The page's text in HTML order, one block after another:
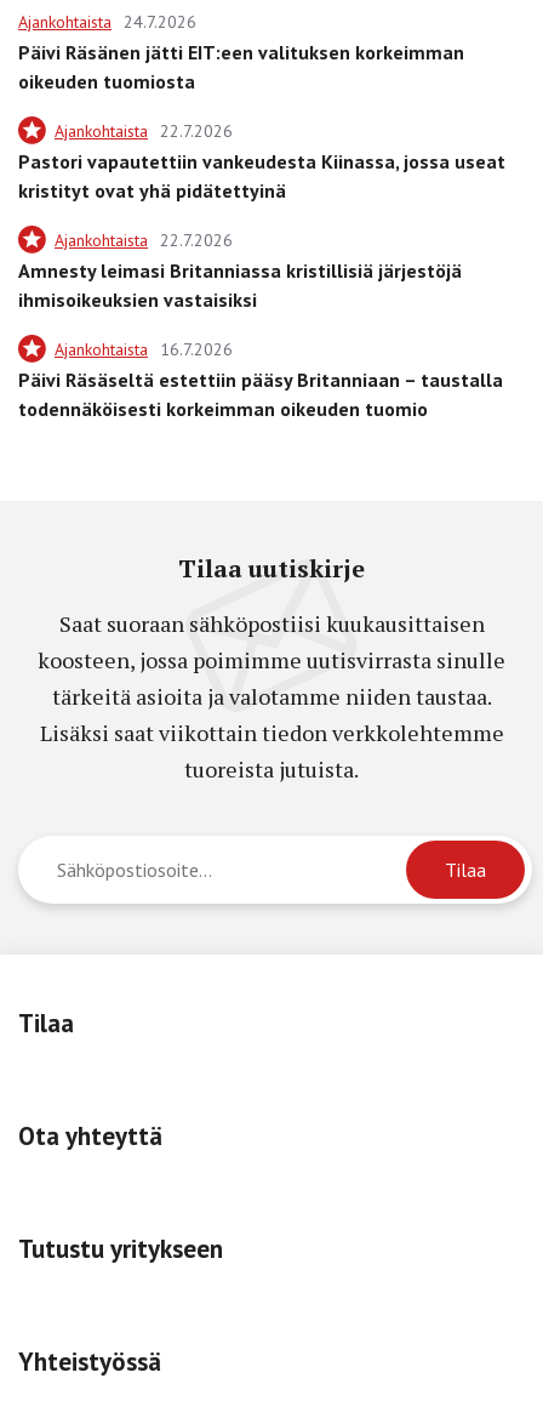
Ajankohtaista 24.7.2026
Päivi Räsänen jätti EIT:een valituksen korkeimman
oikeuden tuomiosta
Ajankohtaista 22.7.2026
Pastori vapautettiin vankeudesta Kiinassa, jossa useat
kristityt ovat yhä pidätettyinä
Ajankohtaista 22.7.2026
Amnesty leimasi Britanniassa kristillisiä järjestöjä
ihmisoikeuksien vastaisiksi
Ajankohtaista 16.7.2026
Päivi Räsäseltä estettiin pääsy Britanniaan – taustalla
todennäköisesti korkeimman oikeuden tuomio
Tilaa uutiskirje
Saat suoraan sähköpostiisi kuukausittaisen
koosteen, jossa poimimme uutisvirrasta sinulle
tärkeitä asioita ja valotamme niiden taustaa.
Lisäksi saat viikottain tiedon verkkolehtemme
tuoreista jutuista.
Tilaa
Ota yhteyttä
Tutustu yritykseen
Yhteistyössä